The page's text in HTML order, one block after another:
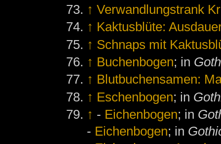
↑ Verwandlungstrank
↑ Kaktusblüte:
↑ Schnaps mit
↑ Buchenbogen; in
↑ Blutbuchensamen:
↑ Eschenbogen; in
↑ - Eichenbogen; in
- Eichenbogen; in